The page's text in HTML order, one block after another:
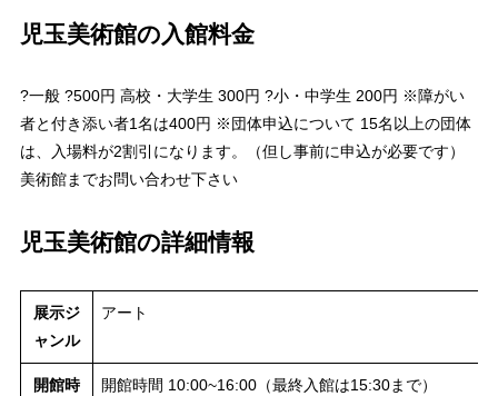
児玉美術館の入館料金
?一般 ?500円 高校・大学生 300円 ?小・中学生 200円 ※障がい
者と付き添い者1名は400円 ※団体申込について 15名以上の団体
は、入場料が2割引になります。（但し事前に申込が必要です）
美術館までお問い合わせ下さい
児玉美術館の詳細情報
展示ジ
ャンル
アート
開館時 開館時間 10:00~16:00（最終入館は15:30まで）